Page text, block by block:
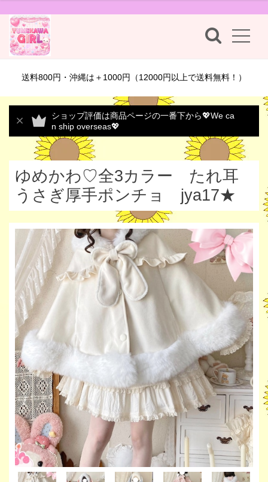
送料800円・沖縄は＋1000円（12000円以上で送料無料！）
ショップ評価は商品ページの一番下から💖We ca
n ship overseas💖
ゆめかわ♡全3カラー たれ耳
うさぎ厚手ポンチョ jya17★